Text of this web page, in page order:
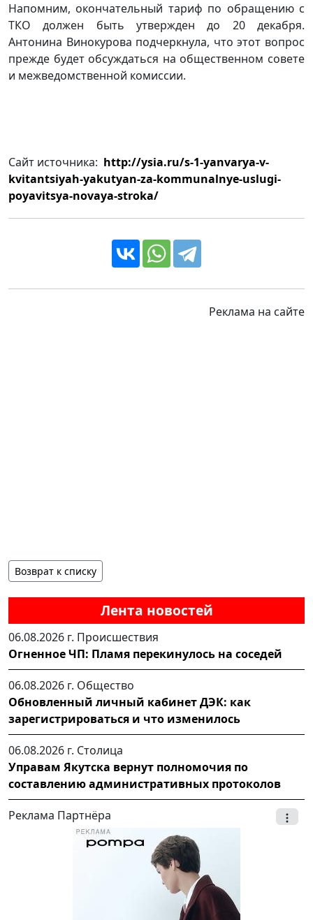
Лента новостей
06.08.2026 г. Происшествия
Огненное ЧП: Пламя перекинулось на соседей
06.08.2026 г. Общество
Обновленный личный кабинет ДЭК: как
зарегистрироваться и что изменилось
06.08.2026 г. Столица
Управам Якутска вернут полномочия по
составлению административных протоколов
Реклама Партнёра
Напомним, окончательный тариф по обращению с
ТКО должен быть утвержден до 20 декабря.
Антонина Винокурова подчеркнула, что этот вопрос
прежде будет обсуждаться на общественном совете
и межведомственной комиссии.
Сайт источника: http://ysia.ru/s-1-yanvarya-v-
kvitantsiyah-yakutyan-za-kommunalnye-uslugi-
poyavitsya-novaya-stroka/
Реклама на сайте
Возврат к списку